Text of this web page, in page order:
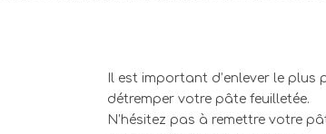
Il est important d’enlever le
détremper votre pâte feuilletée.
N’hésitez pas à remettre votre